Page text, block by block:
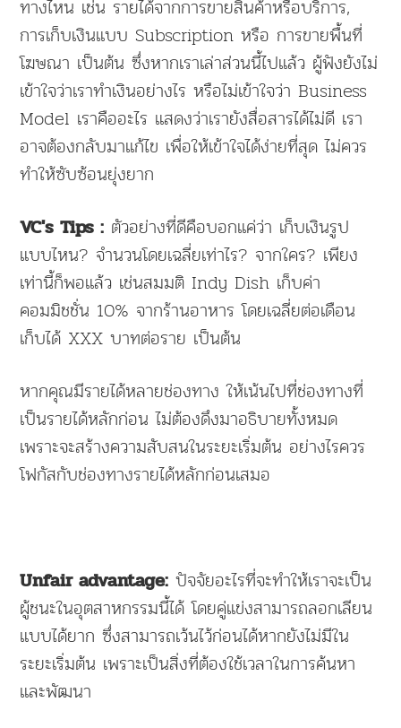
ทางไหน เช่น รายได้จากการขายสินค้าหรือบริการ,
การเก็บเงินแบบ Subscription หรือ การขายพื้นที่
โฆษณา เป็นต้น ซึ่งหากเราเล่าส่วนนี้ไปแล้ว ผู้ฟังยังไม่
เข้าใจว่าเราทำเงินอย่างไร หรือไม่เข้าใจว่า Business
Model เราคืออะไร แสดงว่าเรายังสื่อสารได้ไม่ดี เรา
อาจต้องกลับมาแก้ไข เพื่อให้เข้าใจได้ง่ายที่สุด ไม่ควร
ทำให้ซับซ้อนยุ่งยาก
VC's Tips : ตัวอย่างที่ดีคือบอกแค่ว่า เก็บเงินรูป
แบบไหน? จำนวนโดยเฉลี่ยเท่าไร? จากใคร? เพียง
เท่านี้ก็พอแล้ว เช่นสมมติ Indy Dish เก็บค่า
คอมมิชชั่น 10% จากร้านอาหาร โดยเฉลี่ยต่อเดือน
เก็บได้ XXX บาทต่อราย เป็นต้น
หากคุณมีรายได้หลายช่องทาง ให้เน้นไปที่ช่องทางที่
เป็นรายได้หลักก่อน ไม่ต้องดึงมาอธิบายทั้งหมด
เพราะจะสร้างความสับสนในระยะเริ่มต้น อย่างไรควร
โฟกัสกับช่องทางรายได้หลักก่อนเสมอ
Unfair advantage: ปัจจัยอะไรที่จะทำให้เราจะเป็น
ผู้ชนะในอุตสาหกรรมนี้ได้ โดยคู่แข่งสามารถลอกเลียน
แบบได้ยาก ซึ่งสามารถเว้นไว้ก่อนได้หากยังไม่มีใน
ระยะเริ่มต้น เพราะเป็นสิ่งที่ต้องใช้เวลาในการค้นหา
และพัฒนา